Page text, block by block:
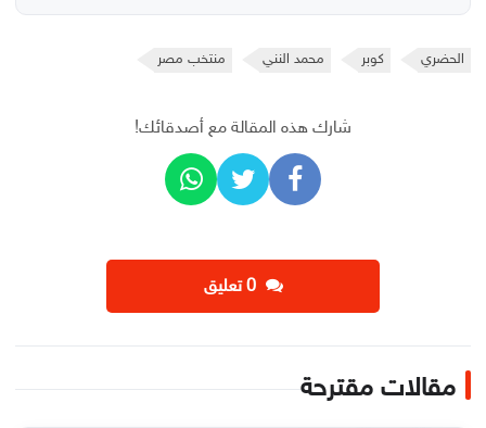
الحضري كوبر محمد النني منتخب مصر
شارك هذه المقالة مع أصدقائك!
‫0 تعليق
مقالات مقترحة